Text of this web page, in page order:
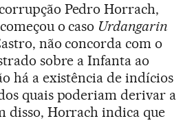
Pedro Horrach,
o caso Urdangarin
não concorda com o
sobre a Infanta ao
há a existência de indícios
quais poderiam derivar a
disso, Horrach indica que